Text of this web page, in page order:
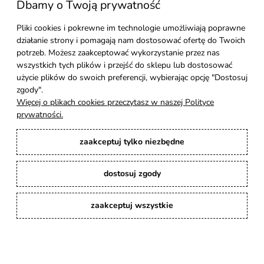
Moje konto
Pomoc
Styl Mebli
Rodzaje drewna
Kontakt
Karina Meble
: Ręcznie robione meble indyjskie, loftowe, industrialne i boho z
litego drewna. | Copyright © 2008–2026
Dbamy o Twoją prywatność
Pliki cookies i pokrewne im technologie umożliwiają poprawne
działanie strony i pomagają nam dostosować ofertę do Twoich
potrzeb. Możesz zaakceptować wykorzystanie przez nas
wszystkich tych plików i przejść do sklepu lub dostosować
użycie plików do swoich preferencji, wybierając opcję "Dostosuj
zgody".
Więcej o plikach cookies przeczytasz w naszej Polityce
prywatności.
zaakceptuj tylko niezbędne
dostosuj zgody
zaakceptuj wszystkie